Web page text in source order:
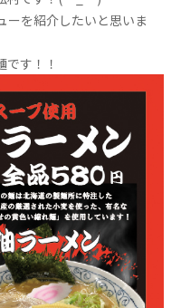
ーを紹介したいと思いま
す！！